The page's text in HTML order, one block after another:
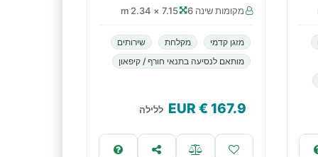
מקומות שינה 6 7.15 × 2.34 m
מזגן קדמי מקלחת
שירותים
מותאם לנסיעה בתנאי חורף / קיפאון
167.9
€ EUR ללילה